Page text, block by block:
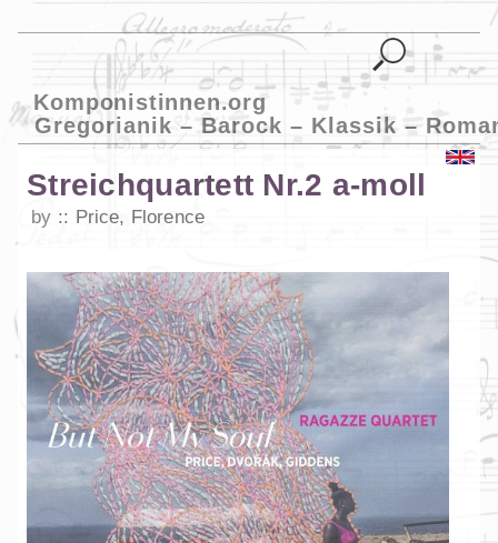
Komponistinnen.org
Gregorianik – Barock – Klassik –
Streichquartett Nr.2 a-moll
by Price, Florence